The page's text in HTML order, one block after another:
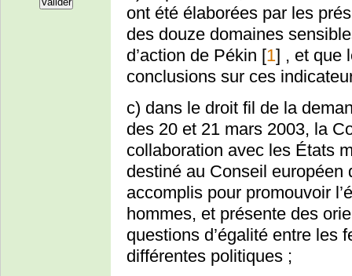
ont été élaborées par les
des douze domaines
d’action de Pékin [1] , et que
conclusions sur ces
c) dans le droit fil de la
des 20 et 21 mars 2003, la
collaboration avec les États
destiné au Conseil
accomplis pour promouvoir
hommes, et présente des
questions d’égalité entre les
différentes politiques ;